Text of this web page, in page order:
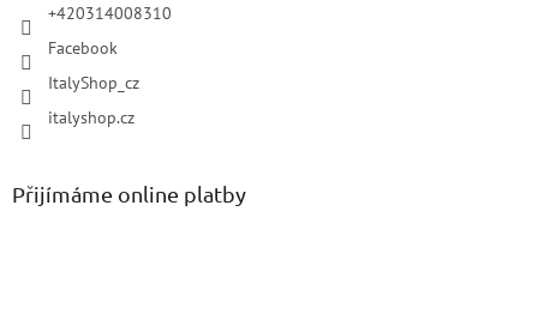
+420314008310
Facebook
ItalyShop_cz
italyshop.cz
Přijímáme online platby